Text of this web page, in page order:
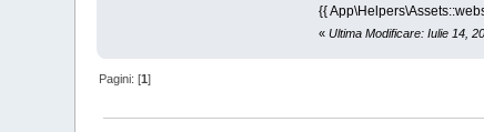
{{
« Ultima Modificare: Iulie 14,
Pagini: [1]